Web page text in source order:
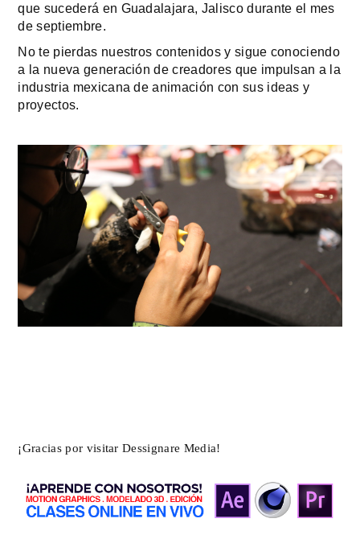
que sucederá en Guadalajara, Jalisco durante el mes
de septiembre.
No te pierdas nuestros contenidos y sigue conociendo
a la nueva generación de creadores que impulsan a la
industria mexicana de animación con sus ideas y
proyectos.
¡Gracias por visitar Dessignare Media!